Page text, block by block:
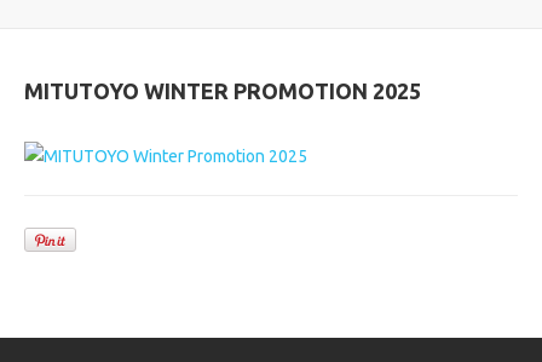
MITUTOYO WINTER PROMOTION 2025